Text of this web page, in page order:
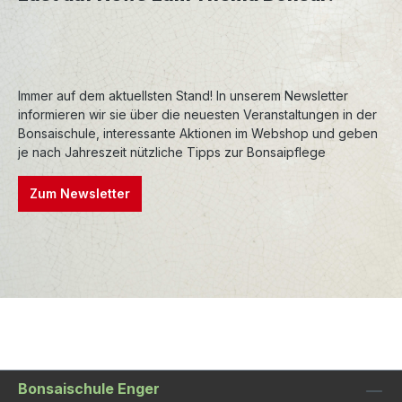
Immer auf dem aktuellsten Stand! In unserem Newsletter
informieren wir sie über die neuesten Veranstaltungen in der
Bonsaischule, interessante Aktionen im Webshop und geben
je nach Jahreszeit nützliche Tipps zur Bonsaipflege
Zum Newsletter
Bonsaischule Enger